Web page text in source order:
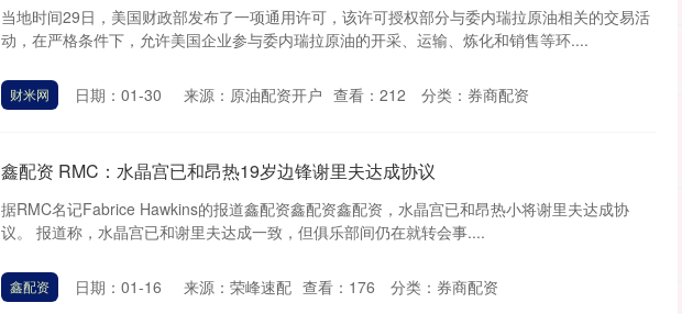
当地时间29日，美国财政部发布了一项通用许可，该许可授权部分与委内瑞拉原油相关的交易活
动，在严格条件下，允许美国企业参与委内瑞拉原油的开采、运输、炼化和销售等环....
财米网 日期：01-30 来源：原油配资开户 查看： 212 分类： 券商配资
鑫配资 RMC：水晶宫已和昂热19岁边锋谢里夫达成协议
据RMC名记Fabrice Hawkins的报道鑫配资鑫配资鑫配资，水晶宫已和昂热小将谢里夫达成协
议。 报道称，水晶宫已和谢里夫达成一致，但俱乐部间仍在就转会事....
鑫配资 日期：01-16 来源：荣峰速配 查看： 176 分类： 券商配资